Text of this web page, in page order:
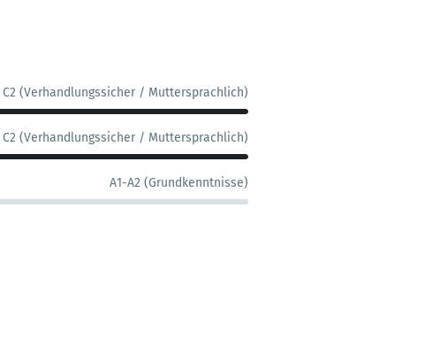
C2 (Verhandlungssicher / Muttersprachlich)
C2 (Verhandlungssicher / Muttersprachlich)
A1-A2 (Grundkenntnisse)